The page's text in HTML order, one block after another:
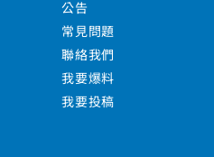
公告
常見問題
聯絡我們
我要爆料
我要投稿